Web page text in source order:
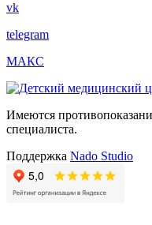
vk
telegram
МАКС
Имеются
специалиста.
Поддержка Nado Studio